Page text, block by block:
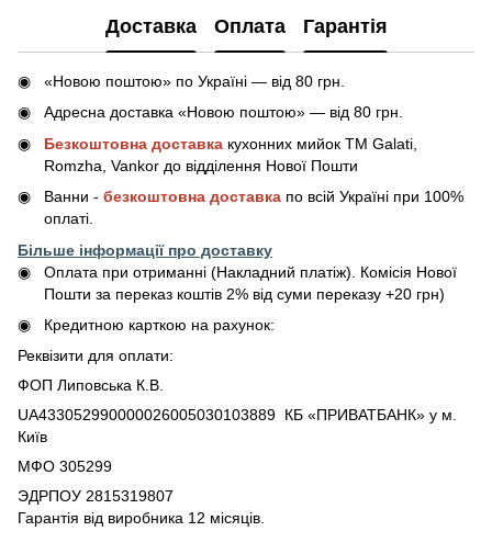
Доставка Оплата Гарантія
«Новою поштою» по Україні — від 80 грн.
Адресна доставка «Новою поштою» — від 80 грн.
Безкоштовна доставка кухонних мийок ТМ Galati,
Romzha, Vankor до відділення Нової Пошти
Ванни - безкоштовна доставка по всій Україні при 100%
оплаті.
Більше інформації про доставку
Оплата при отриманні (Накладний платіж). Комісія Нової
Пошти за переказ коштів 2% від суми переказу +20 грн)
Кредитною карткою на рахунок:
Реквізити для оплати:
ФОП Липовська К.В.
UA433052990000026005030103889 КБ «ПРИВАТБАНК» у м.
Київ
МФО 305299
ЭДРПОУ 2815319807
Гарантія від виробника 12 місяців.